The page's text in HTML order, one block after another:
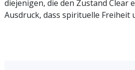
diejenigen, die den Zustand Clear
Ausdruck, dass spirituelle Freiheit